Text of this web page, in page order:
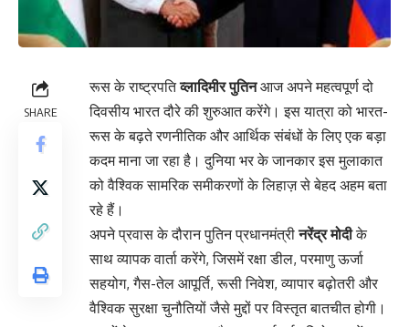
SHARE
रूस के राष्ट्रपतिव्लादिमीर पुतिनआज अपने महत्वपूर्ण दो
दिवसीय भारत दौरे की शुरुआत करेंगे। इस यात्रा को भारत-
रूस के बढ़ते रणनीतिक और आर्थिक संबंधों के लिए एक बड़ा
कदम माना जा रहा है। दुनिया भर के जानकार इस मुलाकात
को वैश्विक सामरिक समीकरणों के लिहाज़ से बेहद अहम बता
रहे हैं।
अपने प्रवास के दौरान पुतिन प्रधानमंत्रीनरेंद्र मोदीके
साथ व्यापक वार्ता करेंगे, जिसमें रक्षा डील, परमाणु ऊर्जा
सहयोग, गैस-तेल आपूर्ति, रूसी निवेश, व्यापार बढ़ोतरी और
वैश्विक सुरक्षा चुनौतियों जैसे मुद्दों पर विस्तृत बातचीत होगी।